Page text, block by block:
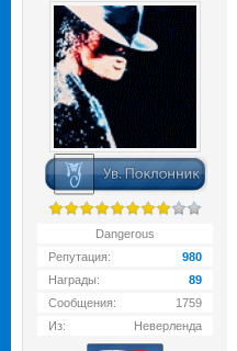
Dangerous
Репутация:
980
Награды:
89
Сообщения:
1759
Из:
Неверленда